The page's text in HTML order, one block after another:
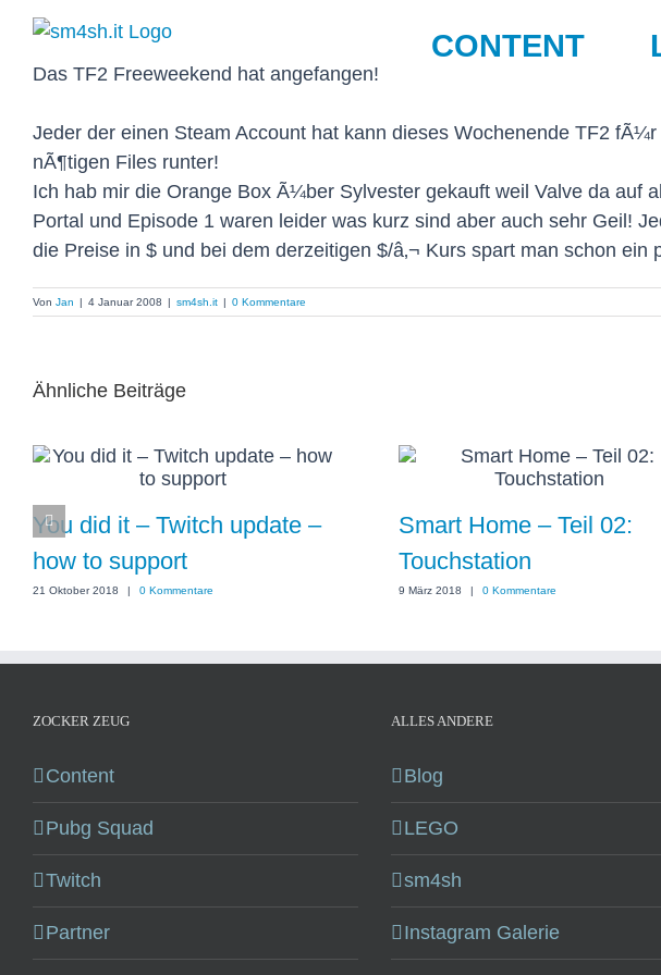
Zum
springen
CONTENT
Das TF2 Freeweekend hat angefangen!
Jeder der einen Steam Account hat kann dieses Wochenende TF2
nÃ¶tigen Files runter!
Ich hab mir die Orange Box Ã¼ber Sylvester gekauft weil Valve da auf
Portal und Episode 1 waren leider was kurz sind aber auch sehr Geil!
die Preise in $ und bei dem derzeitigen $/â‚¬ Kurs spart man schon ein
Von Jan | 4 Januar 2008 | sm4sh.it | 0 Kommentare
Ähnliche Beiträge
You did it – Twitch update –
how to support
21 Oktober 2018 | 0 Kommentare
Smart Home – Teil 02:
Touchstation
9 März 2018 | 0 Kommentare
ZOCKER ZEUG
Content
Pubg Squad
Twitch
Partner
ALLES ANDERE
Blog
LEGO
sm4sh
Instagram Galerie